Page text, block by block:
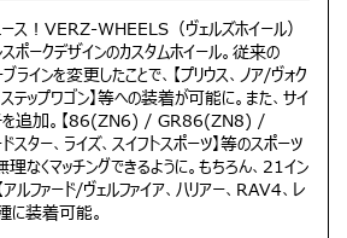
ス！VERZ-WHEELS（ヴェルズホイール）
ークデザインのカスタムホイール。従来の
ラインを変更したことで、【プリウス、ノア/ヴォク
テップワゴン】等への装着が可能に。また、サイ
チを追加。【86(ZN6) / GR86(ZN8) /
ー、ライズ、スイフトスポーツ】等のスポーツ
理なくマッチングできるように。もちろん、21イン
ルファード/ヴェルファイア、ハリアー、RAV4、レ
に装着可能。